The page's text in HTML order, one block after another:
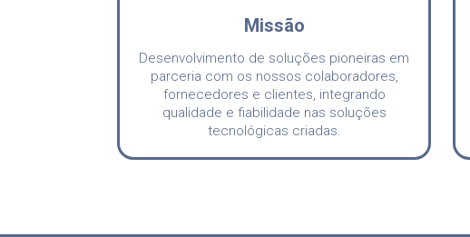
Missão
Desenvolvimento de soluções pioneiras em
parceria com os nossos colaboradores,
fornecedores e clientes, integrando
qualidade e fiabilidade nas soluções
tecnológicas criadas.